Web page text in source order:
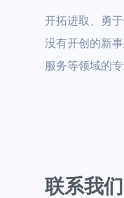
开拓进取、勇
没有开创的新
服务等领域的
联系我们